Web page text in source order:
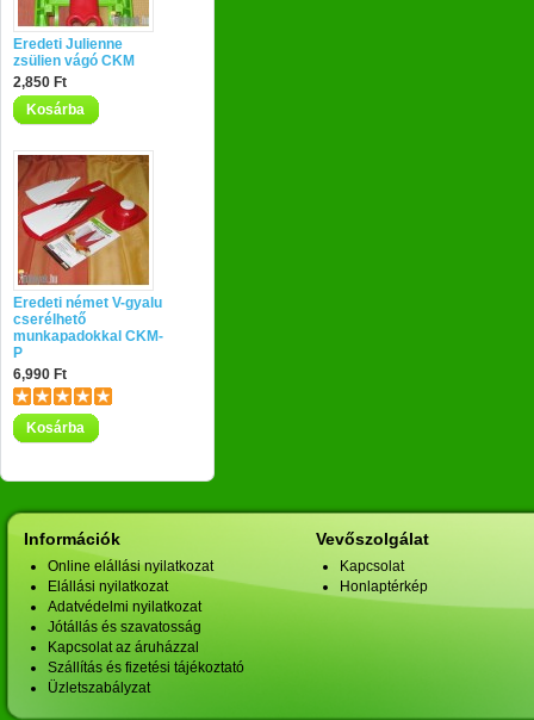
Eredeti Julienne
zsülien vágó CKM
2,850 Ft
Kosárba
Eredeti német V-gyalu
cserélhető
munkapadokkal CKM-
P
6,990 Ft
Kosárba
Információk
Online elállási nyilatkozat
Elállási nyilatkozat
Adatvédelmi nyilatkozat
Jótállás és szavatosság
Kapcsolat az áruházzal
Szállítás és fizetési tájékoztató
Üzletszabályzat
Vevőszolgálat
Kapcsolat
Honlaptérkép